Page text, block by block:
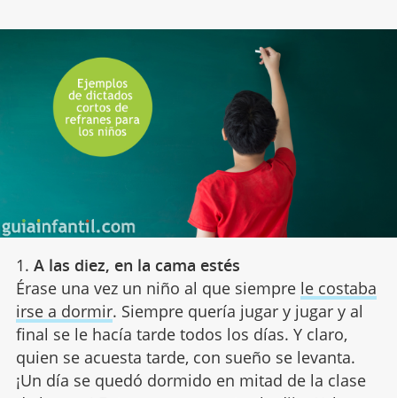
1. A las diez, en la cama estés
Érase una vez un niño al que siempre le costaba
irse a dormir. Siempre quería jugar y jugar y al
final se le hacía tarde todos los días. Y claro,
quien se acuesta tarde, con sueño se levanta.
¡Un día se quedó dormido en mitad de la clase